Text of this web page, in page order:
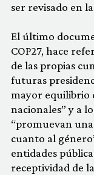
ser revisado en la
El último
COP27, hace
de las propias
futuras
mayor equilibrio
nacionales” y a
“promuevan
cuanto al
entidades
receptividad de